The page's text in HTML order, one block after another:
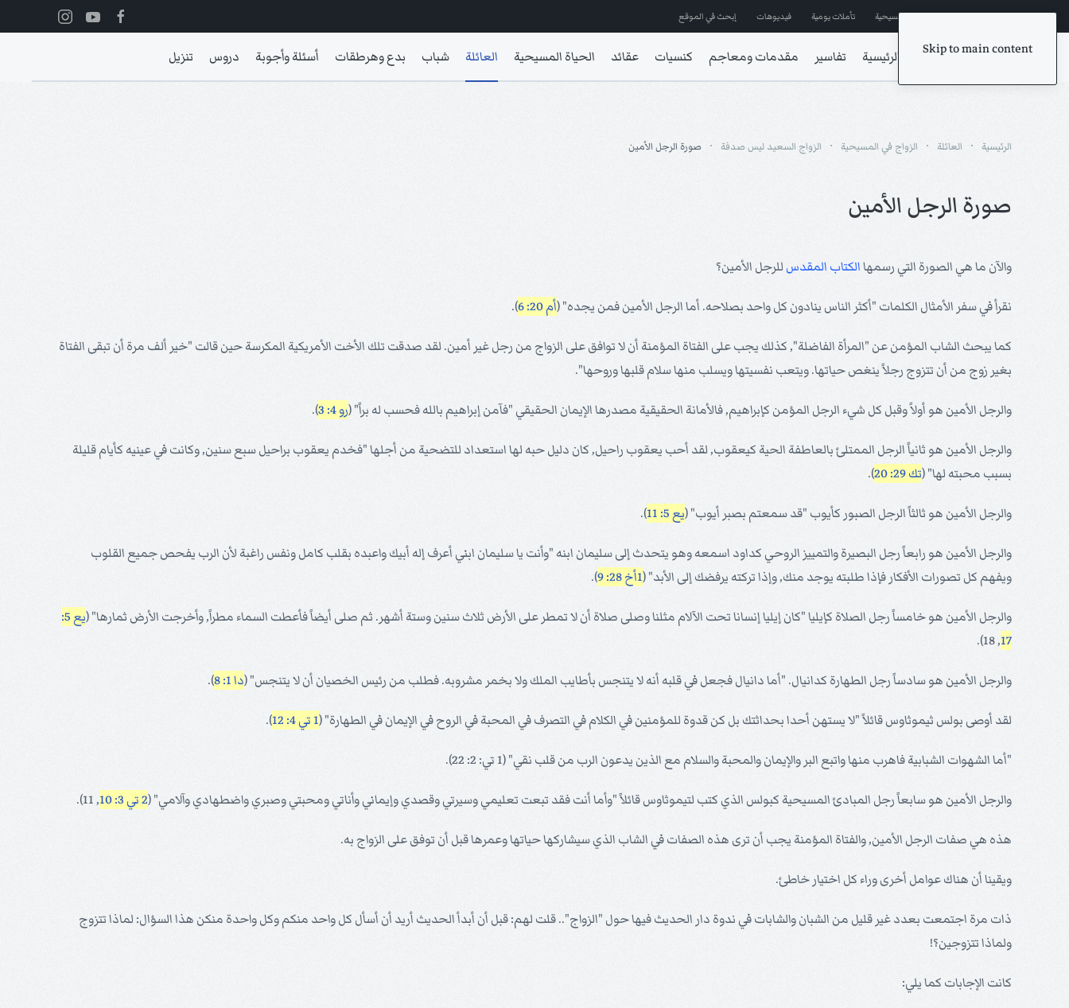
Skip to main content
إشترك في المراسلات ترانيم مسيحية تأملات يومية فيديوهات إبحث في الموقع
الرئيسية تفاسير مقدمات ومعاجم كنسيات عقائد الحياة المسيحية العائلة شباب بدع وهرطقات أسئلة وأجوبة دروس تنزيل
الرئيسية العائلة الزواج في المسيحية الزواج السعيد ليس صدفة صورة الرجل الأمين
صورة الرجل الأمين
والآن ما هي الصورة التي رسمهاالكتاب المقدس للرجل الأمين؟
نقرأ في سفر الأمثال الكلمات "أكثر الناس ينادون كل واحد بصلاحه. أما الرجل الأمين فمن يجده" (أم 20: 6 ).
كما يبحث الشاب المؤمن عن "المرأة الفاضلة", كذلك يجب على الفتاة المؤمنة أن لا توافق على الزواج من رجل غير أمين. لقد صدقت تلك الأخت الأمريكية المكرسة حين قالت "خير ألف مرة أن تبقى الفتاة
بغير زوج من أن تتزوج رجلاً ينغص حياتها. ويتعب نفسيتها ويسلب منها سلام قلبها وروحها".
والرجل الأمين هو أولاً وقبل كل شيء الرجل المؤمن كإبراهيم, فالأمانة الحقيقية مصدرها الإيمان الحقيقي "فآمن إبراهيم بالله فحسب له براً" (رو 4: 3 ).
والرجل الأمين هو ثانياً الرجل الممتلئ بالعاطفة الحية كيعقوب, لقد أحب يعقوب راحيل, كان دليل حبه لها استعداد للتضحية من أجلها "فخدم يعقوب براحيل سبع سنين, وكانت في عينيه كأيام قليلة
بسبب محبته لها" (تك 29: 20 ).
والرجل الأمين هو ثالثاً الرجل الصبور كأيوب "قد سمعتم بصبر أيوب" (يع 5: 11 ).
والرجل الأمين هو رابعاً رجل البصيرة والتمييز الروحي كداود اسمعه وهو يتحدث إلى سليمان ابنه "وأنت يا سليمان ابني أعرف إله أبيك واعبده بقلب كامل ونفس راغبة لأن الرب يفحص جميع القلوب
ويفهم كل تصورات الأفكار فإذا طلبته يوجد منك, وإذا تركته يرفضك إلى الأبد" (1أخ 28: 9 ).
والرجل الأمين هو خامساً رجل الصلاة كإيليا "كان إيليا إنسانا تحت الآلام مثلنا وصلى صلاة أن لا تمطر على الأرض ثلاث سنين وستة أشهر. ثم صلى أيضاً فأعطت السماء مطراً, وأخرجت الأرض ثمارها" (
يع 5:
17
, 18).
والرجل الأمين هو سادساً رجل الطهارة كدانيال. "أما دانيال فجعل في قلبه أنه لا يتنجس بأطايب الملك ولا بخمر مشروبه. فطلب من رئيس الخصيان أن لا يتنجس" (دا 1: 8 ).
لقد أوصى بولس ثيموثاوس قائلاً "لا يستهن أحدا بحداثتك بل كن قدوة للمؤمنين في الكلام في التصرف في المحبة في الروح في الإيمان في الطهارة" (1 تي 4: 12 ).
"أما الشهوات الشبابية فاهرب منها واتبع البر والإيمان والمحبة والسلام مع الذين يدعون الرب من قلب نقي" (1 تي: 2: 22).
والرجل الأمين هو سابعاً رجل المبادئ المسيحية كبولس الذي كتب لتيموثاوس قائلاً "وأما أنت فقد تبعت تعليمي وسيرتي وقصدي وإيماني وأناتي ومحبتي وصبري واضطهادي وآلامي" (2 تي 3: 10 , 11).
هذه هي صفات الرجل الأمين, والفتاة المؤمنة يجب أن ترى هذه الصفات في الشاب الذي سيشاركها حياتها وعمرها قبل أن توفق على الزواج به.
ويقينا أن هناك عوامل أخرى وراء كل اختيار خاطئ.
ذات مرة اجتمعت بعدد غير قليل من الشبان والشابات في ندوة دار الحديث فيها حول "الزواج".. قلت لهم: قبل أن أبدأ الحديث أريد أن أسأل كل واحد منكم وكل واحدة منكن هذا السؤال: لماذا تتزوج
ولماذا تتزوجين؟!
كانت الإجابات كما يلي: